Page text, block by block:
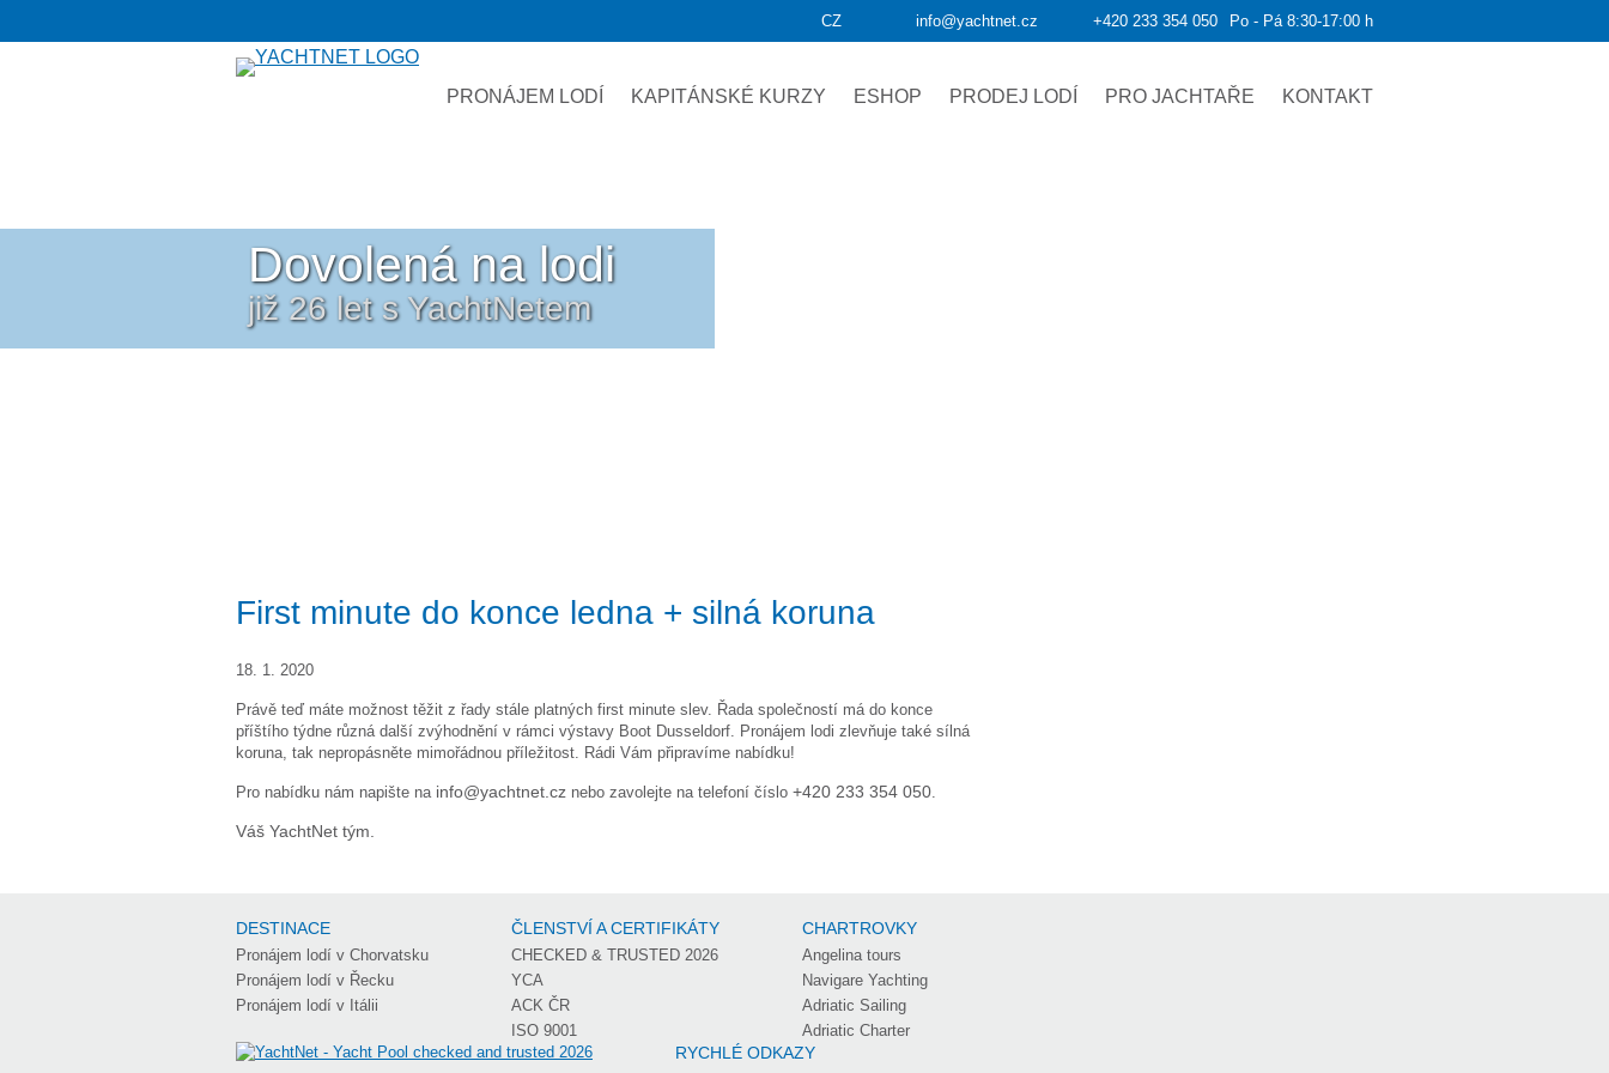
CZ info@yachtnet.cz +420 233 354 050 Po - Pá 8:30-17:00 h
PRONÁJEM LODÍ KAPITÁNSKÉ KURZY ESHOP PRODEJ LODÍ PRO JACHTAŘE KONTAKT
Dovolená na lodi
již 26 let s YachtNetem
First minute do konce ledna + silná koruna
18. 1. 2020
Právě teď máte možnost těžit z řady stále platných first minute slev. Řada společností má do konce
příštího týdne různá další zvýhodnění v rámci výstavy Boot Dusseldorf. Pronájem lodi zlevňuje také sílná
koruna, tak nepropásněte mimořádnou příležitost. Rádi Vám připravíme nabídku!
Pro nabídku nám napište na info@yachtnet.cz nebo zavolejte na telefoní číslo +420 233 354 050.
Váš YachtNet tým.
DESTINACE
Pronájem lodí v Chorvatsku
Pronájem lodí v Řecku
Pronájem lodí v Itálii
ČLENSTVÍ A CERTIFIKÁTY
CHECKED & TRUSTED 2026
YCA
ACK ČR
ISO 9001
CHARTROVKY
Angelina tours
Navigare Yachting
Adriatic Sailing
Adriatic Charter
RYCHLÉ ODKAZY